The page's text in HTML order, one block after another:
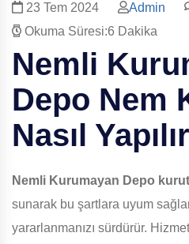
23 Tem 2024 Admin
Okuma Süresi:6 Dakika
Nemli
Depo Nem
Nasıl
Nemli Kurumayan Depo
sunarak bu şartlara uyum
yararlanmanızı sürdürür.